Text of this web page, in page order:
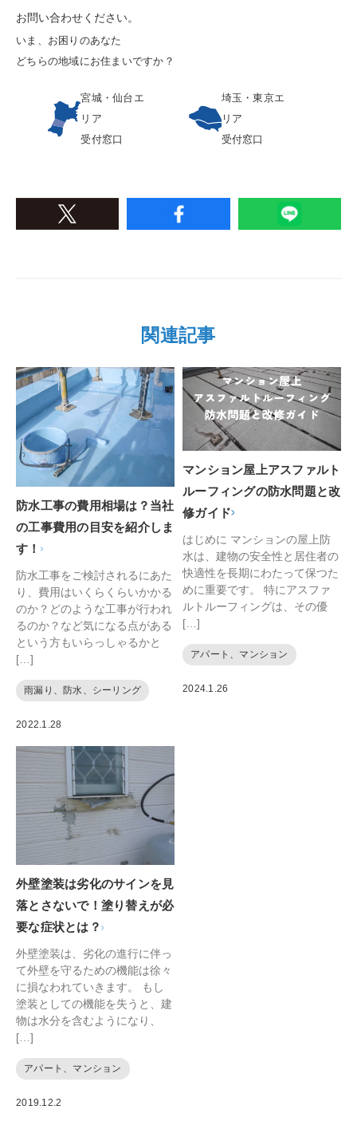
お問い合わせください。
いま、お困りのあなた
どちらの地域にお住まいですか？
宮城・仙台エ
リア
受付窓口
埼玉・東京エ
リア
受付窓口
関連記事
防水工事の費用相場は？当社
の工事費用の目安を紹介しま
す！
防水工事をご検討されるにあた
り、費用はいくらくらいかかる
のか？どのような工事が行われ
るのか？など気になる点がある
という方もいらっしゃるかと
[…]
雨漏り、防水、シーリング
2022.1.28
マンション屋上アスファルト
ルーフィングの防水問題と改
修ガイド
はじめに マンションの屋上防
水は、建物の安全性と居住者の
快適性を長期にわたって保つた
めに重要です。 特にアスファ
ルトルーフィングは、その優
[…]
アパート、マンション
2024.1.26
外壁塗装は劣化のサインを見
落とさないで！塗り替えが必
要な症状とは？
外壁塗装は、劣化の進行に伴っ
て外壁を守るための機能は徐々
に損なわれていきます。 もし
塗装としての機能を失うと、建
物は水分を含むようになり、
[…]
アパート、マンション
2019.12.2